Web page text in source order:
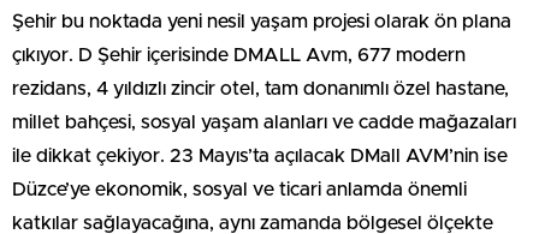
Şehir bu noktada yeni nesil yaşam projesi olarak ön plana
çıkıyor. D Şehir içerisinde DMALL Avm, 677 modern
rezidans, 4 yıldızlı zincir otel, tam donanımlı özel hastane,
millet bahçesi, sosyal yaşam alanları ve cadde mağazaları
ile dikkat çekiyor. 23 Mayıs’ta açılacak DMall AVM’nin ise
Düzce’ye ekonomik, sosyal ve ticari anlamda önemli
katkılar sağlayacağına, aynı zamanda bölgesel ölçekte